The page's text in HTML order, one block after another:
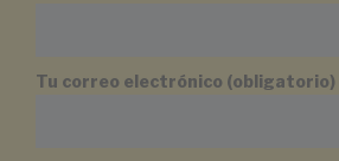
Tu correo electrónico (obligatorio)